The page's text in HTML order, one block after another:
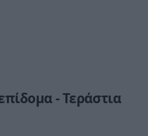
- Τεράστια